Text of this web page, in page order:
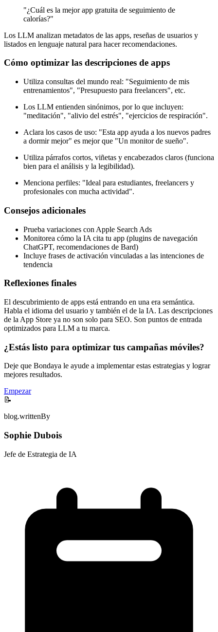
"¿Cuál es la mejor app gratuita de seguimiento de
calorías?"
Los LLM analizan metadatos de las apps, reseñas de usuarios y
listados en lenguaje natural para hacer recomendaciones.
Cómo optimizar las descripciones de apps
Utiliza consultas del mundo real: "Seguimiento de mis
entrenamientos", "Presupuesto para freelancers", etc.
Los LLM entienden sinónimos, por lo que incluyen:
"meditación", "alivio del estrés", "ejercicios de respiración".
Aclara los casos de uso: "Esta app ayuda a los nuevos padres
a dormir mejor" es mejor que "Un monitor de sueño".
Utiliza párrafos cortos, viñetas y encabezados claros (funciona
bien para el análisis y la legibilidad).
Menciona perfiles: "Ideal para estudiantes, freelancers y
profesionales con mucha actividad".
Consejos adicionales
Prueba variaciones con Apple Search Ads
Monitorea cómo la IA cita tu app (plugins de navegación
ChatGPT, recomendaciones de Bard)
Incluye frases de activación vinculadas a las intenciones de
tendencia
Reflexiones finales
El descubrimiento de apps está entrando en una era semántica.
Habla el idioma del usuario y también el de la IA. Las descripciones
de la App Store ya no son solo para SEO. Son puntos de entrada
optimizados para LLM a tu marca.
¿Estás listo para optimizar tus campañas móviles?
Deje que Bondaya le ayude a implementar estas estrategias y lograr
mejores resultados.
Empezar
📝
blog.writtenBy
Sophie Dubois
Jefe de Estrategia de IA